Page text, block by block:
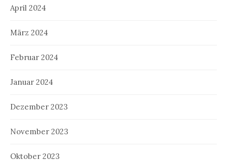
April 2024
März 2024
Februar 2024
Januar 2024
Dezember 2023
November 2023
Oktober 2023